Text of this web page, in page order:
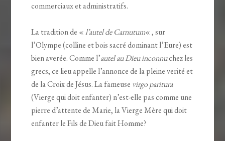
commerciaux et administratifs.
La tradition de «l’autel de Carnutum« , sur
l’Olympe (colline et bois sacré dominant l’Eure) est
bien averée. Comme l’autel au Dieu inconnuchez les
grecs, ce lieu appelle l’annonce de la pleine verité et
de la Croix de Jésus. La fameuse virgo paritura
(Vierge qui doit enfanter) n’est-elle pas comme une
pierre d’attente de Marie, la Vierge Mère qui doit
enfanter le Fils de Dieu fait Homme?